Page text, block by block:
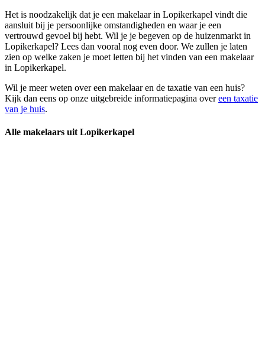
Het is noodzakelijk dat je een makelaar in Lopikerkapel vindt die
aansluit bij je persoonlijke omstandigheden en waar je een
vertrouwd gevoel bij hebt. Wil je je begeven op de huizenmarkt in
Lopikerkapel? Lees dan vooral nog even door. We zullen je laten
zien op welke zaken je moet letten bij het vinden van een makelaar
in Lopikerkapel.
Wil je meer weten over een makelaar en de taxatie van een huis?
Kijk dan eens op onze uitgebreide informatiepagina overeen taxatie
van je huis.
Alle makelaars uit Lopikerkapel